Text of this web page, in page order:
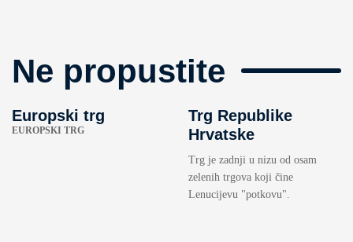
Ne propustite
Europski trg
EUROPSKI TRG
Trg Republike
Hrvatske
Trg je zadnji u nizu od osam
zelenih trgova koji čine
Lenucijevu "potkovu".